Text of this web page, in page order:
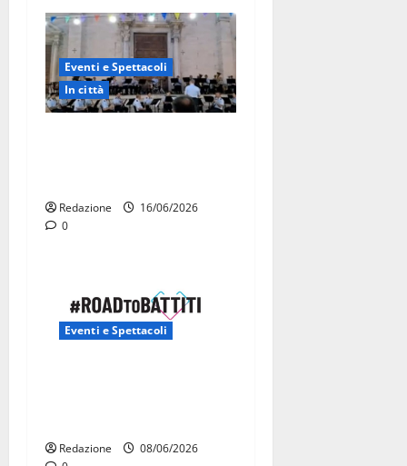
Eventi e Spettacoli
In città
Redazione
16/06/2026
0
Eventi e Spettacoli
Redazione
08/06/2026